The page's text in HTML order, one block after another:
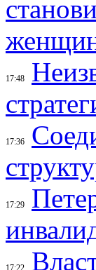
17:48
17:36
17:29
17:22